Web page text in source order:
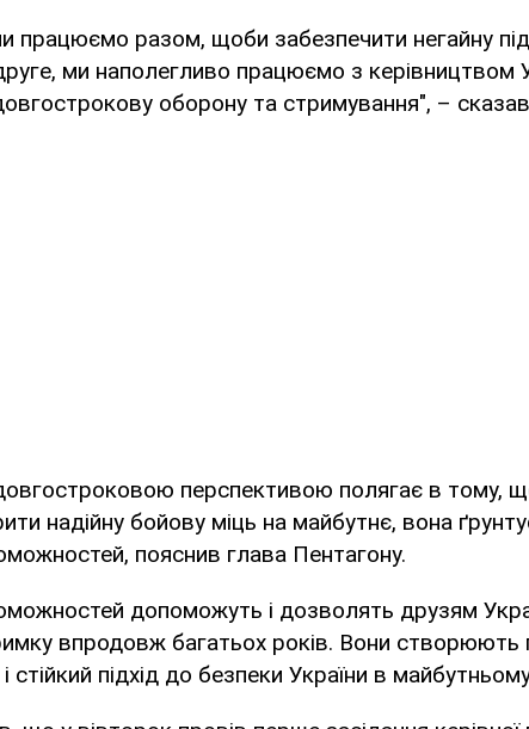
працюємо разом, щоби забезпечити негайну
ми наполегливо працюємо з керівництвом
оборону та стримування", –
перспективою полягає в тому,
надійну бойову міць на майбутнє, вона
пояснив глава Пентагону.
допоможуть і дозволять друзям
впродовж багатьох років. Вони створюють
стійкий підхід до безпеки України в